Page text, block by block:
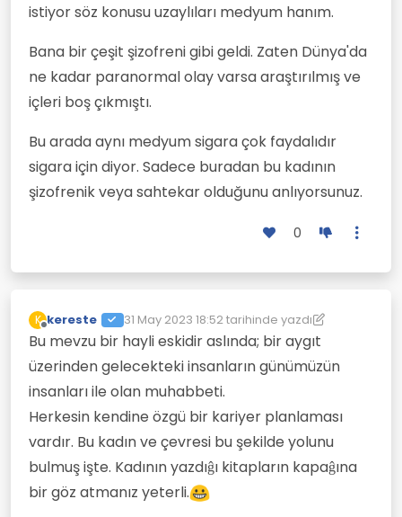
istiyor söz konusu uzaylıları medyum hanım.
Bana bir çeşit şizofreni gibi geldi. Zaten Dünya'da
ne kadar paranormal olay varsa araştırılmış ve
içleri boş çıkmıştı.
Bu arada aynı medyum sigara çok faydalıdır
sigara için diyor. Sadece buradan bu kadının
şizofrenik veya sahtekar olduğunu anlıyorsunuz.
0
K
Çevrimdışı
kereste 31 May 2023 18:52tarihinde yazdı
Son düzenleyen: kereste
Bu mevzu bir hayli eskidir aslında; bir aygıt
üzerinden gelecekteki insanların günümüzün
insanları ile olan muhabbeti.
Herkesin kendine özgü bir kariyer planlaması
vardır. Bu kadın ve çevresi bu şekilde yolunu
bulmuş işte. Kadının yazdıĝı kitapların kapaĝına
bir göz atmanız yeterli.